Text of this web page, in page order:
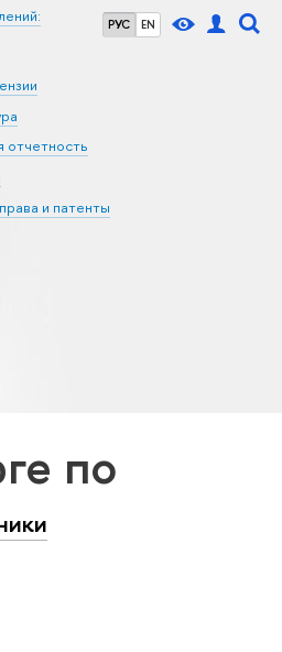
РУС EN
отчетность
и патенты
по